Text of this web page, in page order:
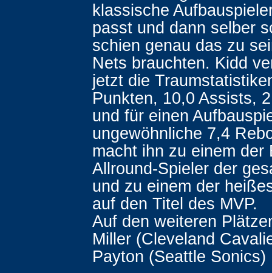
klassische
passt und dann selber
schien genau das zu
Nets brauchten. Kidd
jetzt die
Punkten, 10,0 Assists,
und für einen
ungewöhnliche 7,4
macht ihn zu einem der
Allround-Spieler der
und zu einem der
auf den Titel des MVP.
Auf den weiteren
Miller (Cleveland
Payton (Seattle Sonics)